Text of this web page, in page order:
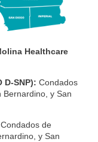
Healthcare
D-SNP): Condados
Bernardino, y San
Condados de
y San